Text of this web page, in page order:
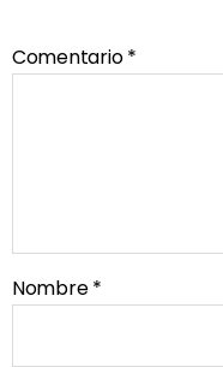
Comentario*
Nombre*